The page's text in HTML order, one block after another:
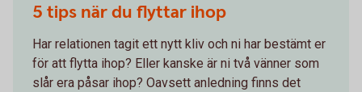
5 tips när du flyttar ihop
Har relationen tagit ett nytt kliv och ni har bestämt er
för att flytta ihop? Eller kanske är ni två vänner som
slår era påsar ihop? Oavsett anledning finns det